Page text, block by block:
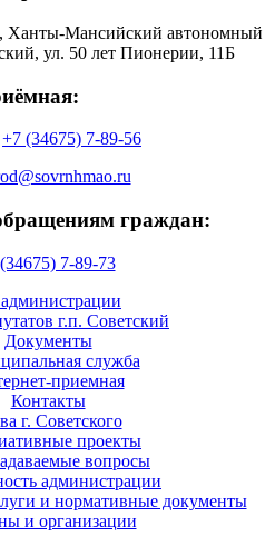
Ханты-Мансийский автономный
ул. 50 лет Пионерии, 11Б
+7 (34675) 7-89-56
граждан:
7-89-73
г.п. Советский
Документы
служба
приемная
Контакты
г. Советского
проекты
вопросы
администрации
и нормативные документы
и организации